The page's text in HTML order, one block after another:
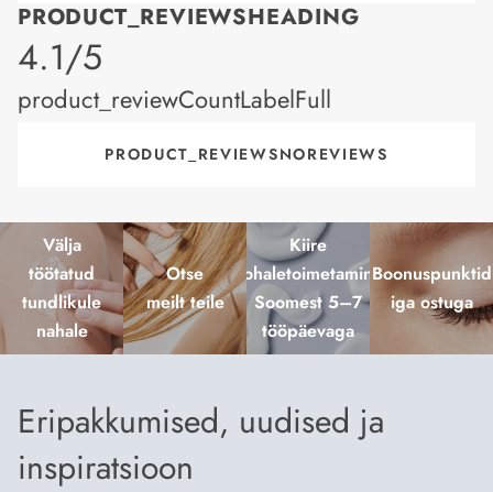
PRODUCT_REVIEWSHEADING
product_rating
4.1/5
product_reviewCountLabelFull
PRODUCT_REVIEWSNOREVIEWS
Välja
töötatud
tundlikule
nahale
Otse
meilt teile
Kiire
kohaletoimetamine
Soomest 5–7
tööpäevaga
Boonuspunktid
iga ostuga
Eripakkumised, uudised ja
inspiratsioon